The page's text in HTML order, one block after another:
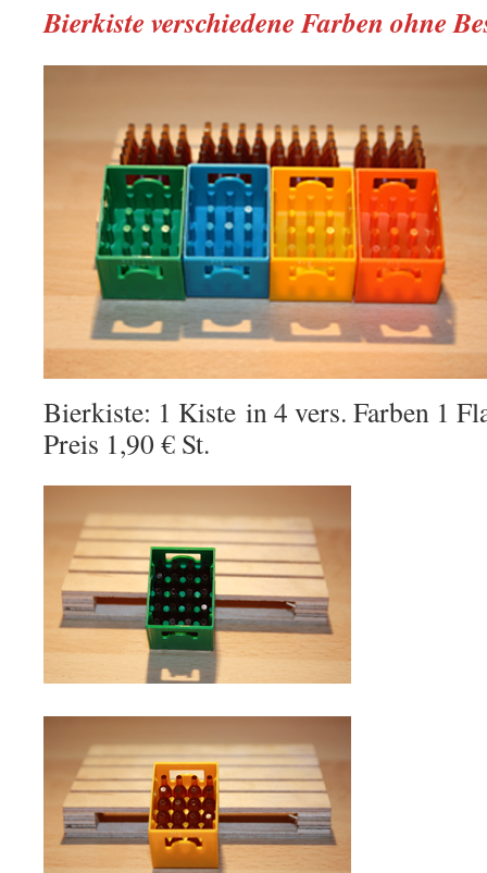
Bierkiste verschiedene Farben ohne
Bierkiste: 1 Kiste in 4 vers. Farben 1
Preis 1,90 € St.